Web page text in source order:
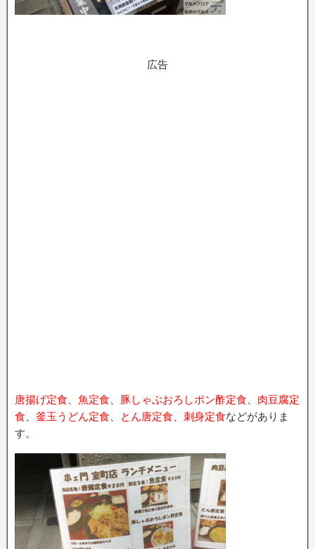
広告
唐揚げ定食 魚定食 豚しゃぶおろしポン酢定食
肉豆腐定
食
釜玉うどん定食 とん唐定食 刺身定食などがありま
す。